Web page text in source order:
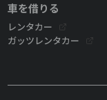
車を借りる
レンタカー
ガッツレンタカー